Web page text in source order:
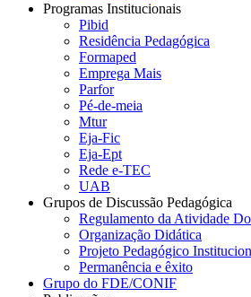
Programas Institucionais
Pibid
Residência Pedagógica
Formaped
Emprega Mais
Parfor
Pé-de-meia
Mtur
Eja-Fic
Eja-Ept
Rede e-TEC
UAB
Grupos de Discussão Pedagógica
Regulamento da Atividade
Organização Didática
Projeto Pedagógico
Permanência e êxito
Grupo do FDE/CONIF